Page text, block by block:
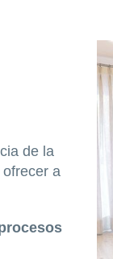
de la
a